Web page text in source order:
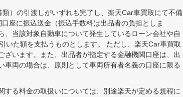
）の引渡しがいずれも完了し、楽天Car車買取にて不備
座に振込送金（振込手数料は出品者の負担としま
当該対象自動車について発生しているローン会社や自
いた額を支払うものとします。 ただし、楽天Car車買取
います。また、出品者が指定する金融機関口座は、出
両の場合は、原則として車両所有者名義の口座に限る
る料金の取扱いについては、別途楽天が定める規程に